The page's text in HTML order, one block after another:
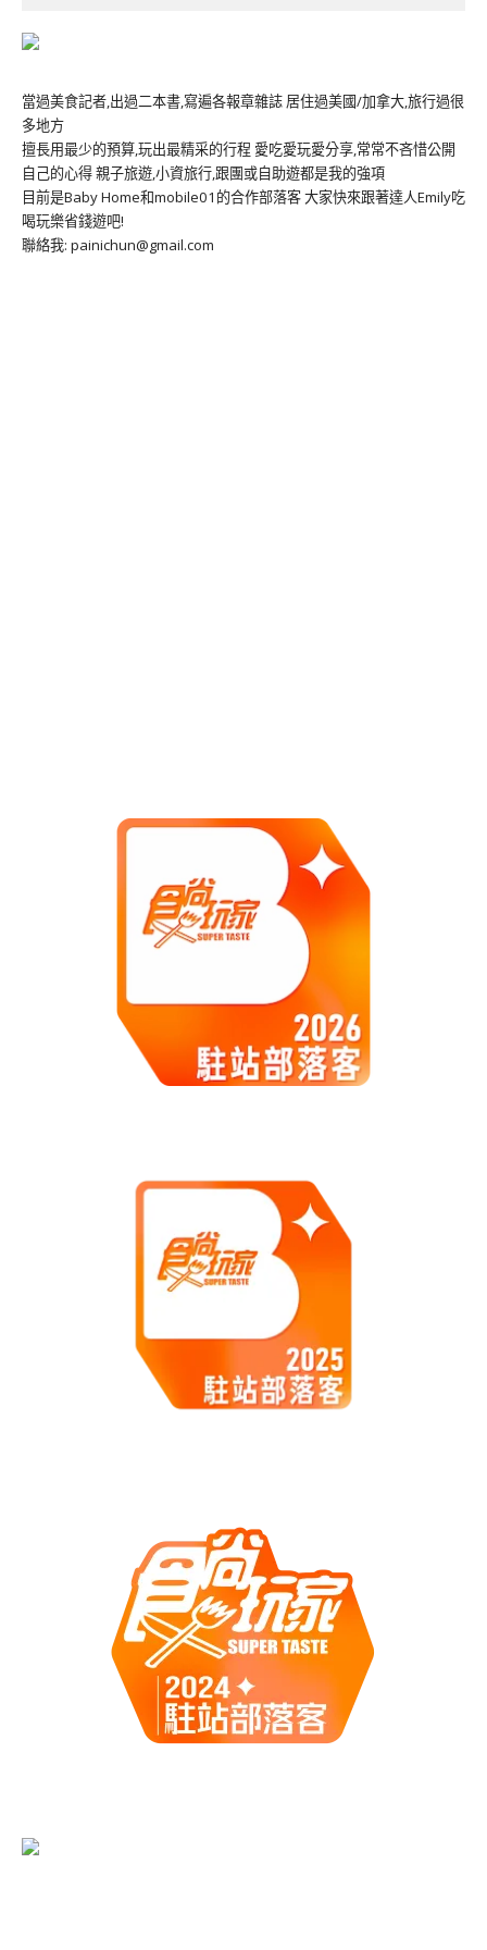
當過美食記者,出過二本書,寫遍各報章雜誌 居住過美國/加拿大,旅行過很
多地方
擅長用最少的預算,玩出最精采的行程 愛吃愛玩愛分享,常常不吝惜公開
自己的心得 親子旅遊,小資旅行,跟團或自助遊都是我的強項
目前是Baby Home和mobile01的合作部落客 大家快來跟著達人Emily吃
喝玩樂省錢遊吧!
聯絡我: painichun@gmail.com